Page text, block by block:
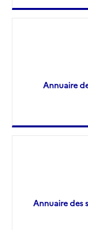
Annuaire
Annuaire des